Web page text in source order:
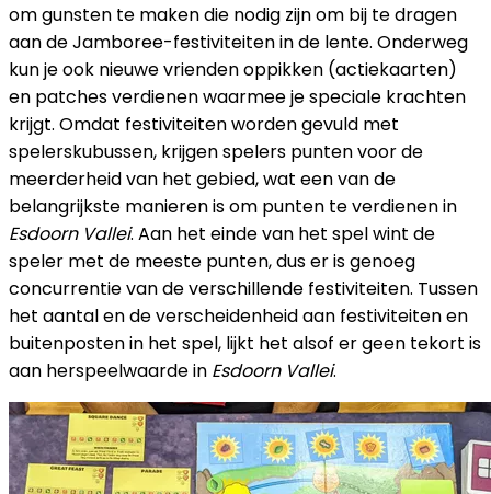
om gunsten te maken die nodig zijn om bij te dragen
aan de Jamboree-festiviteiten in de lente. Onderweg
kun je ook nieuwe vrienden oppikken (actiekaarten)
en patches verdienen waarmee je speciale krachten
krijgt. Omdat festiviteiten worden gevuld met
spelerskubussen, krijgen spelers punten voor de
meerderheid van het gebied, wat een van de
belangrijkste manieren is om punten te verdienen in
Esdoorn Vallei. Aan het einde van het spel wint de
speler met de meeste punten, dus er is genoeg
concurrentie van de verschillende festiviteiten. Tussen
het aantal en de verscheidenheid aan festiviteiten en
buitenposten in het spel, lijkt het alsof er geen tekort is
aan herspeelwaarde in Esdoorn Vallei.